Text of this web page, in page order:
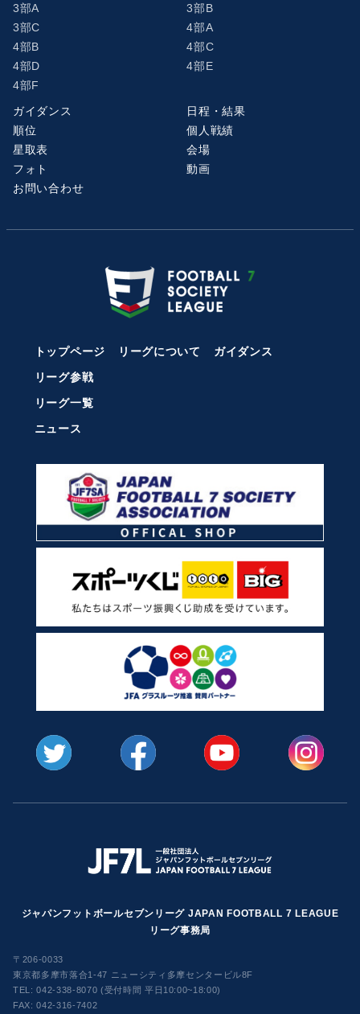
3部A
3部B
3部C
4部A
4部B
4部C
4部D
4部E
4部F
ガイダンス
日程・結果
順位
個人戦績
星取表
会場
フォト
動画
お問い合わせ
トップページ リーグについて
ガイダンス
リーグ参戦
リーグ一覧
ニュース
ジャパンフットボールセブンリーグ JAPAN FOOTBALL 7 LEAGUE
リーグ事務局
〒206-0033
東京都多摩市落合1-47 ニューシティ多摩センタービル8F
TEL:042-338-8070 (受付時間 平日10:00~18:00)
FAX: 042-316-7402